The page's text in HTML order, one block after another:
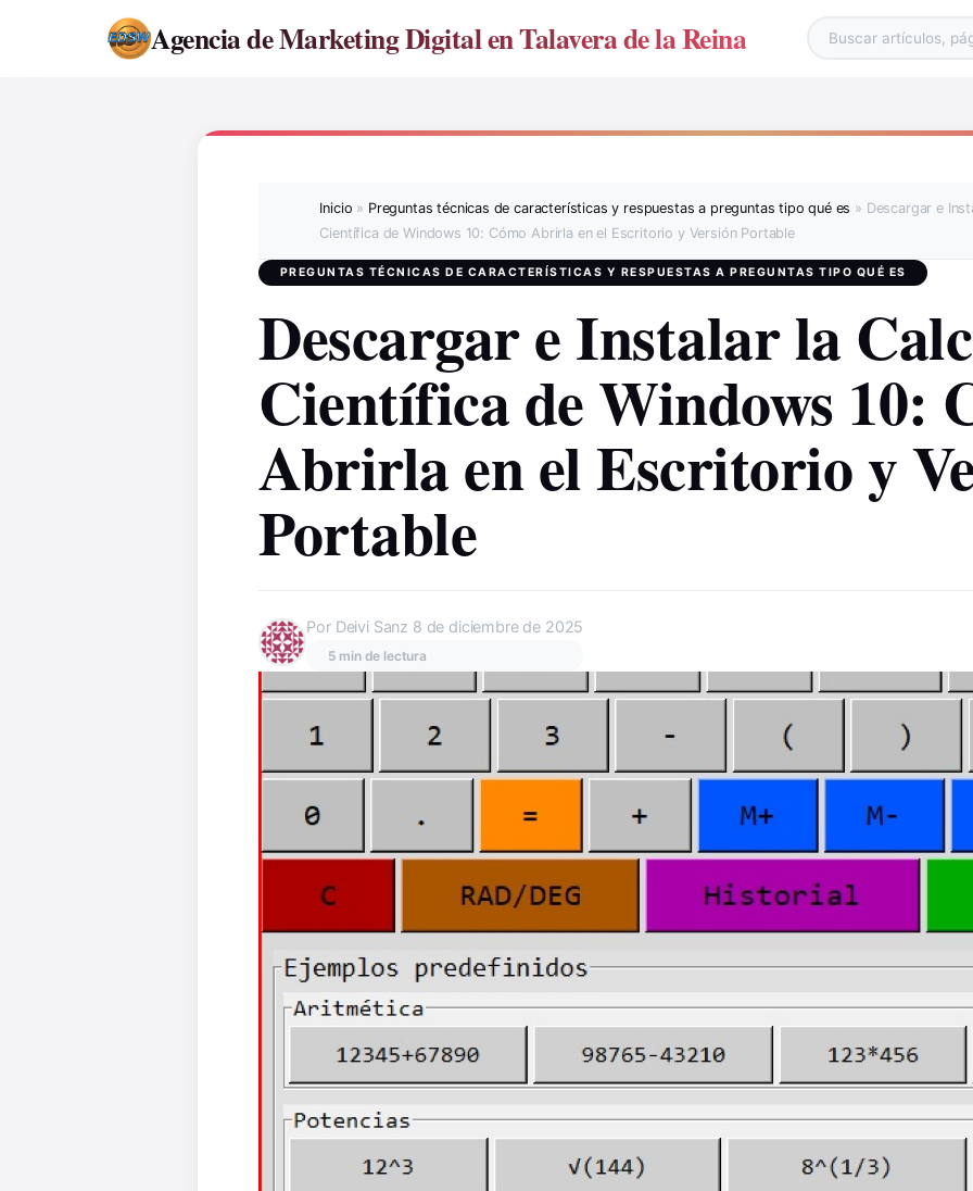
Agencia de Marketing Digital en Talavera de la Reina
Inicio » Preguntas técnicas de características y respuestas a preguntas tipo qué es » Descargar e
Científica de Windows 10: Cómo Abrirla en el Escritorio y Versión Portable
PREGUNTAS TÉCNICAS DE CARACTERÍSTICAS Y RESPUESTAS A PREGUNTAS TIPO QUÉ ES
Descargar e Instalar la
Científica de Windows 10:
Abrirla en el Escritorio y
Portable
Por Deivi Sanz 8 de diciembre de 2025
5 min de lectura